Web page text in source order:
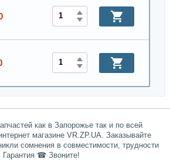
как в Запорожье так и по всей
магазине VR.ZP.UA. Заказывайте
сомнения в совместимости, трудности
☎ Звоните!